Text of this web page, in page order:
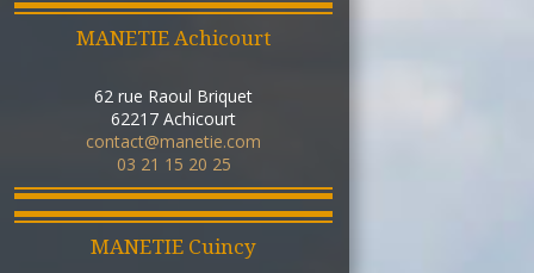
MANETIE Achicourt
62 rue Raoul Briquet
62217 Achicourt
contact@manetie.com
03 21 15 20 25
MANETIE Cuincy